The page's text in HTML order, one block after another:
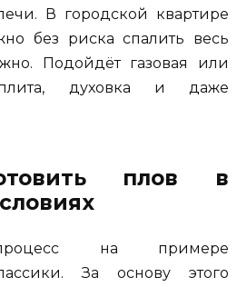
В городской квартире
без риска спалить весь
Подойдёт газовая или
плита, духовка и даже
плов в
на примере
За основу этого